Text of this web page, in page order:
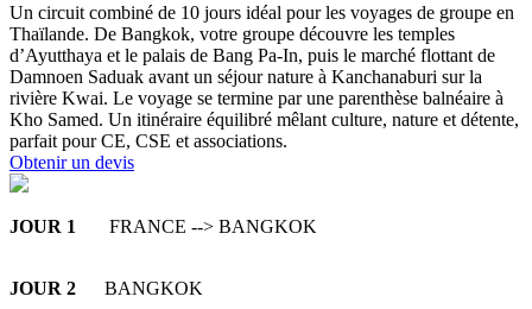
Un circuit combiné de 10 jours idéal pour les voyages de groupe en
Thaïlande. De Bangkok, votre groupe découvre les temples
d’Ayutthaya et le palais de Bang Pa-In, puis le marché flottant de
Damnoen Saduak avant un séjour nature à Kanchanaburi sur la
rivière Kwai. Le voyage se termine par une parenthèse balnéaire à
Kho Samed. Un itinéraire équilibré mêlant culture, nature et détente,
parfait pour CE, CSE et associations.
Obtenir un devis
JOUR 1 FRANCE --> BANGKOK
JOUR 2 BANGKOK